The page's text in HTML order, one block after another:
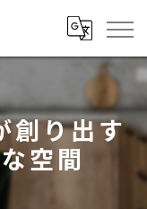
創り出す
空間